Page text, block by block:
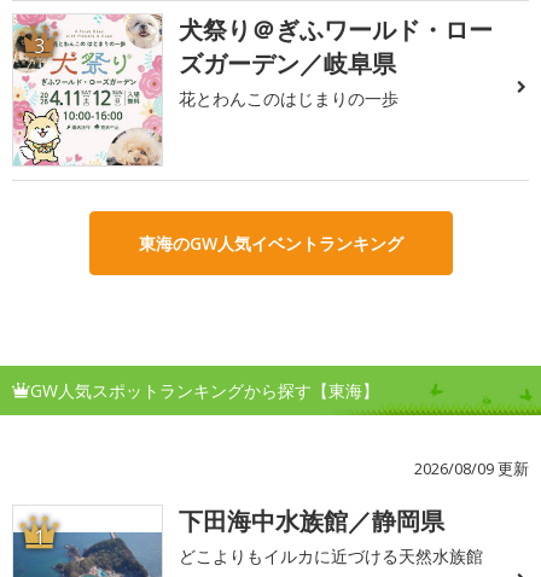
3
犬祭り＠ぎふワールド・ロー
ズガーデン／岐阜県
花とわんこのはじまりの一歩
東海のGW人気イベントランキング
GW人気スポットランキングから探す【東海】
2026/08/09 更新
1 下田海中水族館／静岡県
どこよりもイルカに近づける天然水族館